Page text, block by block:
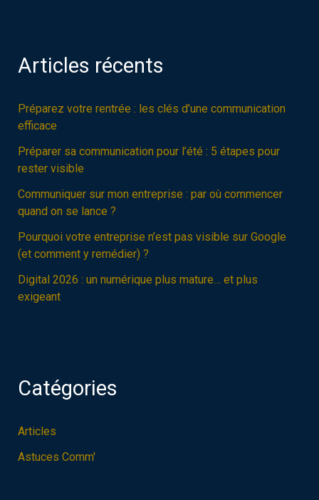
Articles récents
Préparez votre rentrée : les clés d’une communication
efficace
Préparer sa communication pour l’été : 5 étapes pour
rester visible
Communiquer sur mon entreprise : par où commencer
quand on se lance ?
Pourquoi votre entreprise n’est pas visible sur Google
(et comment y remédier) ?
Digital 2026 : un numérique plus mature… et plus
exigeant
Catégories
Articles
Astuces Comm'